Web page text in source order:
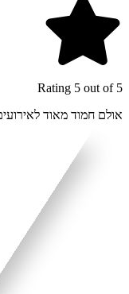
Rating 5 out of 5
אולם חמוד מאוד